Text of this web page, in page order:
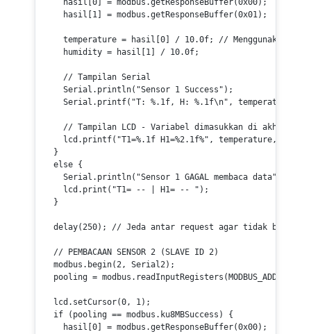
    hasil[
0 ] = modbus.getResponseBuffer(0x00);
    hasil[
1 ] = modbus.getResponseBuffer(0x01);
    temperature = hasil[
0 ] / 10.0f; // Menggunakan
    humidity = hasil[
1 ] / 10.0f;
// Tampilan Serial
    Serial.
println( "Sensor 1 Success" );
    Serial.
printf( "T: %.1f, H: %.1f\n" , temperature,
// Tampilan LCD - Variabel dimasukkan di akhir
    lcd.
printf( "T1=%.1f H1=%2.1f%" , temperature,
  }
else {
    Serial.
println( "Sensor 1 GAGAL membaca data"
    lcd.
print ( "T1= -- | H1= -- " );
  }
delay(250); // Jeda antar request agar tidak bentrok
// PEMBACAAN SENSOR 2 (SLAVE ID 2)
  modbus.
begin(2, Serial2);
  pooling = modbus.
readInputRegisters (MODBUS_ADDRESS,
  lcd.
setCursor(0, 1);
if (pooling == modbus.ku8MBSuccess) {
    hasil[
0 ] = modbus.getResponseBuffer(0x00);